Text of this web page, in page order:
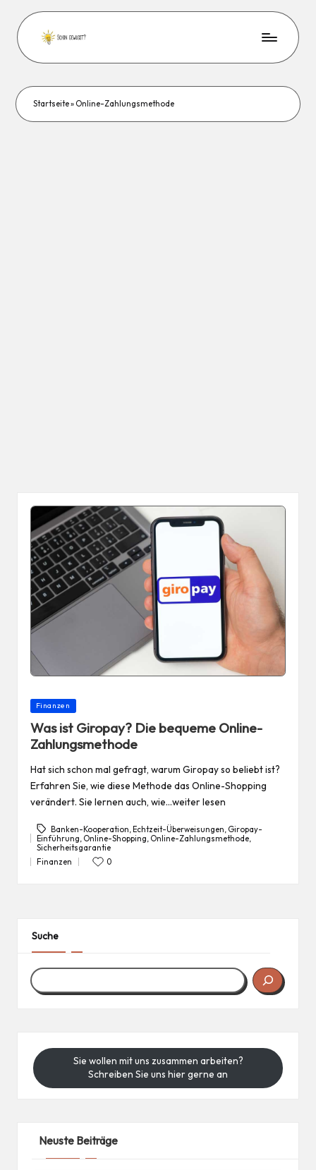
Startseite» Online-Zahlungsmethode
Posted
Finanzen
Was ist Giropay? Die bequeme Online-
Zahlungsmethode
Hat sich schon mal gefragt, warum Giropay so beliebt ist?
Erfahren Sie, wie diese Methode das Online-Shopping
verändert. Sie lernen auch, wie…weiter lesen
Tags:
Banken-Kooperation, Echtzeit-Überweisungen, Giropay-
Einführung, Online-Shopping, Online-Zahlungsmethode,
Sicherheitsgarantie
Posted
Finanzen 0
Suche
Sie wollen mit uns zusammen arbeiten?
Schreiben Sie uns hier gerne an
Neuste Beiträge